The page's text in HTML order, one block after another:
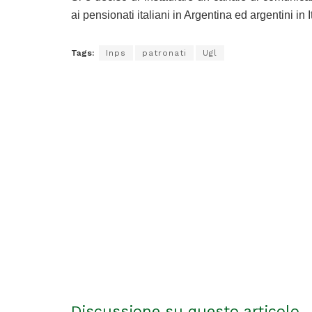
ai pensionati italiani in Argentina ed argentini in
Tags: Inps patronati Ugl